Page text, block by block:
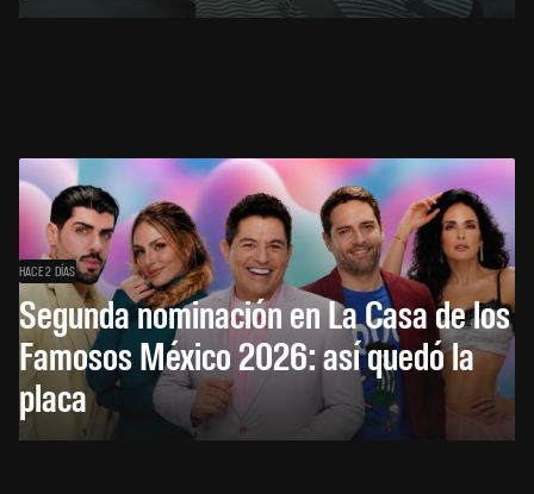
HACE 2 DÍAS
Segunda nominación en La Casa de los
Famosos México 2026: así quedó la
placa